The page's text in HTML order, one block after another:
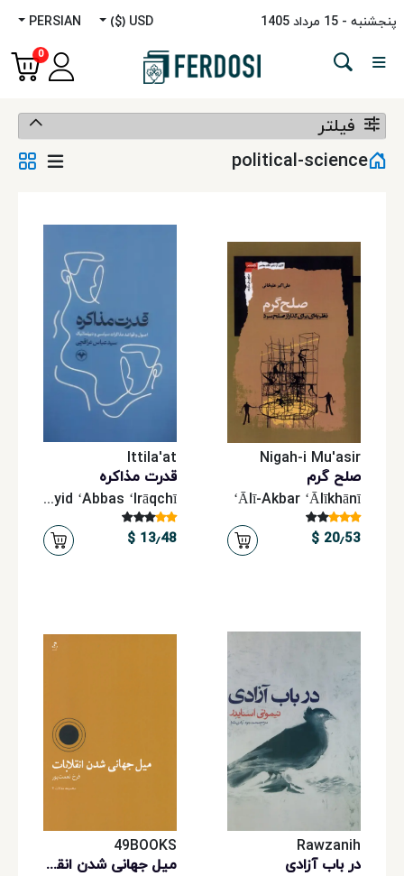
پنجشنبه - 15 مرداد 1405 USD ($)
PERSIAN
0
Menu
زبان‌ها
غیرداستانی
مطالعات
خاورمیانه
نوجوان
کتاب‌های
آموزشی
فیلتر
political-science
Nigah-i Mu'asir
صلح گرم
ʻĀlī-Akbar ʻĀlīkhānī
20٫53 $
Ittila'at
قدرت مذاکره
Sayyid ʻAbbas ʻIrāqchī
13٫48 $
Rawzanih
در باب آزادی
49BOOKS
میل جهانی شدن انقلابات